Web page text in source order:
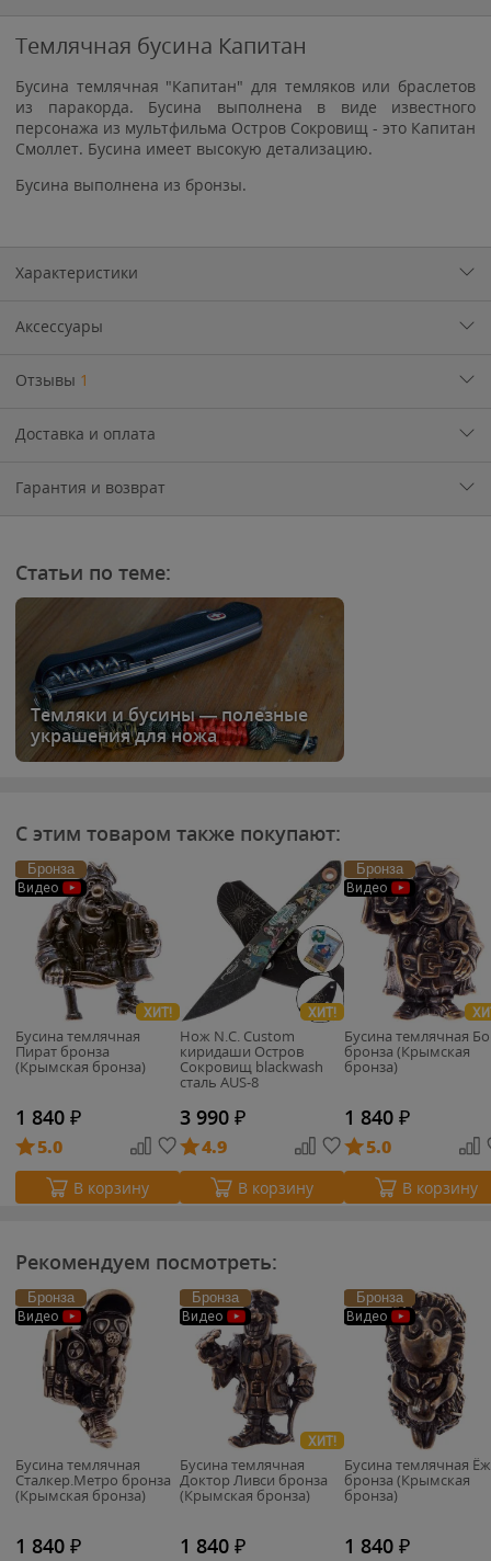
Темлячная бусина Капитан
Бусина темлячная "Капитан" для темляков или браслетов
из паракорда. Бусина выполнена в виде известного
персонажа из мультфильма Остров Сокровищ - это Капитан
Смоллет. Бусина имеет высокую детализацию.
Бусина выполнена из бронзы.
Характеристики
Аксессуары
Отзывы 1
Доставка и оплата
Гарантия и возврат
Статьи по теме:
Темляки и бусины — полезные
украшения для ножа
С этим товаром также покупают:
Бронза
Видео
ХИТ!
Бусина темлячная
Пират бронза
(Крымская бронза)
1 840 ₽
5.0
В корзину
ХИТ!
Нож N.C. Custom
киридаши Остров
Сокровищ blackwash
сталь AUS-8
3 990 ₽
4.9
В корзину
Бронза
Видео
Бусина темлячная
бронза (Крымская
бронза)
1 840 ₽
5.0
В корзину
Рекомендуем посмотреть:
Бронза
Видео
Бусина темлячная
Сталкер.Метро бронза
(Крымская бронза)
1 840 ₽
Бронза
Видео
ХИТ!
Бусина темлячная
Доктор Ливси бронза
(Крымская бронза)
1 840 ₽
Бронза
Видео
Бусина темлячная
бронза (Крымская
бронза)
1 840 ₽